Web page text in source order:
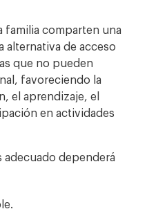
familia comparten una
alternativa de acceso
que no pueden
favoreciendo la
el aprendizaje, el
en actividades
adecuado dependerá